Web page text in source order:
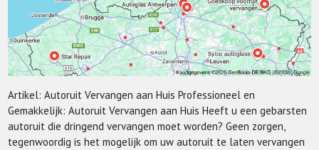
Artikel: Autoruit Vervangen aan Huis Professioneel en
Gemakkelijk: Autoruit Vervangen aan Huis Heeft u een gebarsten
autoruit die dringend vervangen moet worden? Geen zorgen,
tegenwoordig is het mogelijk om uw autoruit te laten vervangen